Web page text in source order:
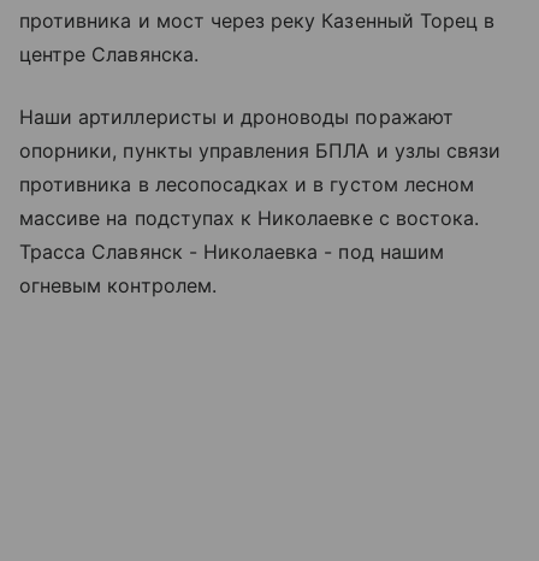
противника и мост через реку Казенный Торец в
центре Славянска.
Наши артиллеристы и дроноводы поражают
опорники, пункты управления БПЛА и узлы связи
противника в лесопосадках и в густом лесном
массиве на подступах к Николаевке с востока.
Трасса Славянск - Николаевка - под нашим
огневым контролем.